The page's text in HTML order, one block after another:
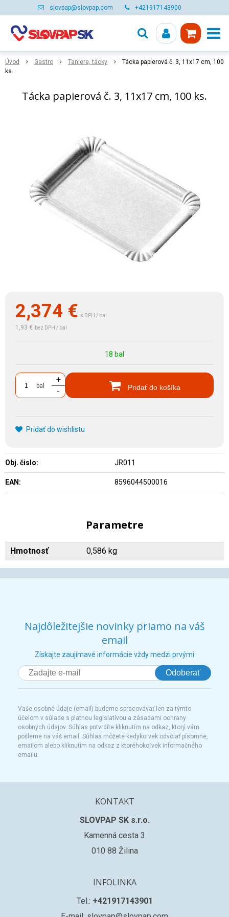
slovpap@slovpap.com +421917143900
Úvod Gastro Taniere, tácky
Tácka papierová č. 3, 11x17 cm, 100
ks.
Tácka papierová č. 3, 11x17 cm, 100 ks.
2,374 € s DPH / bal
1,93 € bez DPH / bal
18 bal
bal
+
-
Pridať do košíka
Pridať do wishlistu
Obj. čislo: JR011
EAN: 8596044500016
Parametre
Hmotnosť 0,586 kg
Najdôležitejšie novinky priamo na váš
email
Získajte zaujímavé informácie vždy medzi prvými
Odoberať
Vaše osobné údaje (email) budeme spracovávať len za týmto
účelom v súlade s platnou legislatívou a zásadami ochrany
osobných údajov. Súhlas potvrdíte kliknutím na odkaz, ktorý vám
pošleme na váš email. Súhlas môžete kedykoľvek odvolať písomne,
emailom alebo kliknutím na odkaz z ktoréhokoľvek informačného
emailu.
KONTAKT
SLOVPAP SK s.r.o.
Kamenná cesta 3
010 88 Žilina
INFOLINKA
Tel.: +421917143901